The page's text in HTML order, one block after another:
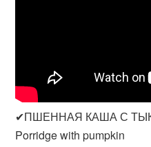
✔ПШЕННАЯ КАША С
Porridge with pumpkin